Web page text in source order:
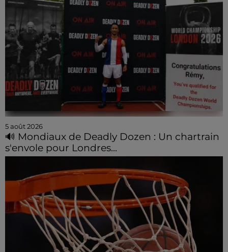
5 août 2026
🔊 Mondiaux de Deadly Dozen : Un chartrain
s'envole pour Londres...